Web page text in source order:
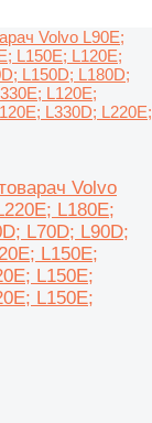
Volvo
L180E;
L70D; L90D;
L150E;
L150E;
L150E;